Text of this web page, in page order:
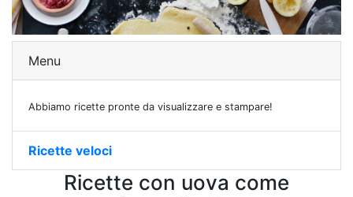
Menu
Abbiamo ricette pronte da visualizzare e stampare!
Ricette veloci
Ricette con uova come